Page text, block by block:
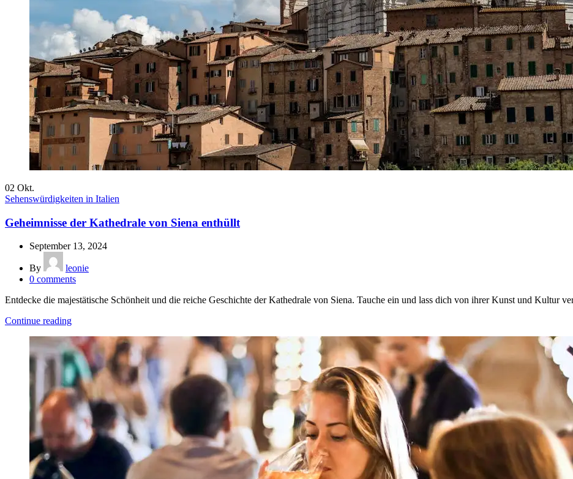
02 Okt.
Sehenswürdigkeiten in Italien
Geheimnisse der Kathedrale von Siena enthüllt
September 13, 2024
By
leonie
0 comments
Entdecke die majestätische Schönheit und die reiche Geschichte der Kathedrale von Siena. Tauche ein und lass dich von ihrer Kunst und Kultur
Continue reading